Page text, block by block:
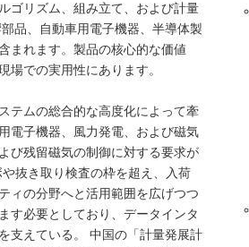
ゴリズム、組み立て、および計量
品、自動車用電子機器、半導体製
まれます。製品の核心的な価値
場での実用性にあります。
テムの総合的な高度化によって牽
電子機器、風力発電、および磁気
び残留磁気の制御に対する要求が
抜き取り検査の枠を超え、入荷
ィの分野へと活用範囲を広げつつ
す必要としており、データインタ
支えている。 中国の「計量発展計